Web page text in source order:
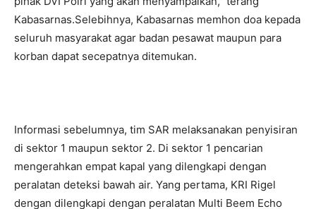
Kabasarnas.Selebihnya, Kabasarnas memhon doa kepada
seluruh masyarakat agar badan pesawat maupun para
korban dapat secepatnya ditemukan.
Informasi sebelumnya, tim SAR melaksanakan penyisiran
di sektor 1 maupun sektor 2. Di sektor 1 pencarian
mengerahkan empat kapal yang dilengkapi dengan
peralatan deteksi bawah air. Yang pertama, KRI Rigel
dengan dilengkapi dengan peralatan Multi Beem Echo